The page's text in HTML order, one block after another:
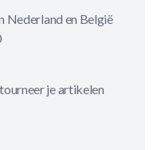
Nederland en België
je artikelen